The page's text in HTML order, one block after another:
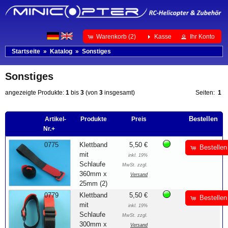
Warenkorb (2) Kasse Ihr Konto
Startseite » Katalog » Sonstiges
Sonstiges
Seiten: 1
angezeigte Produkte: 1 bis 3 (von 3 insgesamt)
Artikel-
Nr.+
Produkte Preis Bestellen
0775
Klettband
mit
Schlaufe
360mm x
25mm (2)
5,50 €
inkl. 19%
MwSt. zzgl.
Versand
Bestellen
0779
Klettband
mit
Schlaufe
300mm x
5,50 €
inkl. 19%
MwSt. zzgl.
Versand
Bestellen